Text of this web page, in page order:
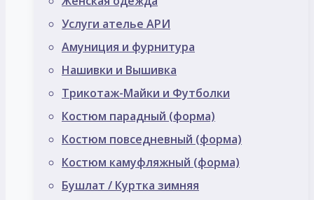
Услуги ателье АРИ
Амуниция и фурнитура
Нашивки и Вышивка
Трикотаж-Майки и Футболки
Костюм парадный (форма)
Костюм повседневный (форма)
Костюм камуфляжный (форма)
Бушлат / Куртка зимняя